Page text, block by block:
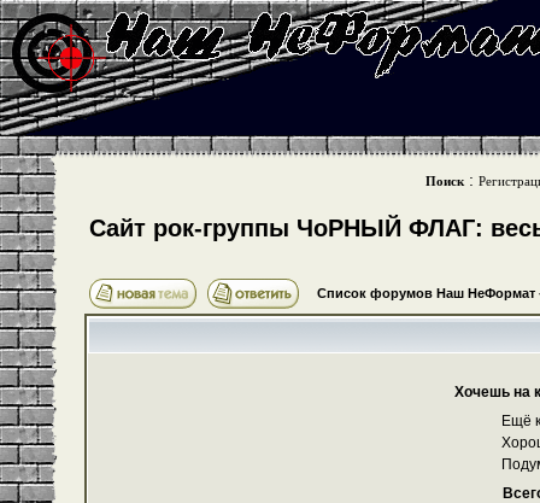
Поиск :
Cайт рок-группы ЧоРНЫЙ ФЛАГ:
Список форумов Наш НеФормат
Хочешь на
Ещё